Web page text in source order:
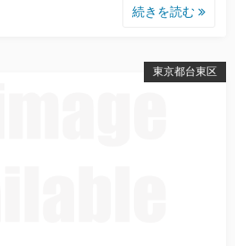
続きを読む
東京都台東区